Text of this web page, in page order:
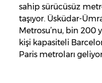
sahip sürücüsüz
taşıyor. Üsküdar-
Metrosu’nu, bin 200
kişi kapasiteli
Paris metroları